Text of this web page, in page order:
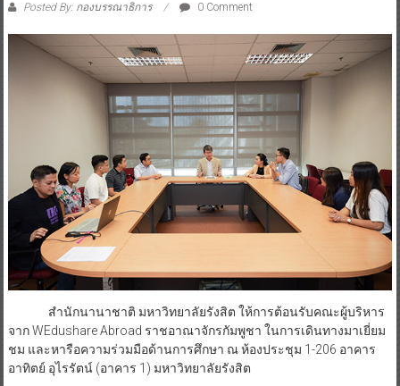
Posted By: กองบรรณาธิการ 0 Comment
สำนักนานาชาติ มหาวิทยาลัยรังสิต ให้การต้อนรับคณะผู้บริหาร
จาก WEdushare Abroad ราชอาณาจักรกัมพูชา ในการเดินทางมาเยี่ยม
ชม และหารือความร่วมมือด้านการศึกษา ณ ห้องประชุม 1-206 อาคาร
อาทิตย์ อุไรรัตน์ (อาคาร 1) มหาวิทยาลัยรังสิต